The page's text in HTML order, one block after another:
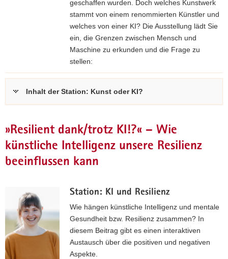
.
Link zur
Projektwerkstatt
geschaffen wurden. Doch welches Kunstwerk
stammt von einem renommierten Künstler und
welches von einer KI? Die Ausstellung lädt Sie
ein, die Grenzen zwischen Mensch und
Maschine zu erkunden und die Frage zu
stellen:
Inhalt der Station: Kunst oder KI?
»Resilient dank/trotz KI!?« – Wie
künstliche Intelligenz unsere Resilienz
beeinflussen kann
Station: KI und Resilienz
Wie hängen künstliche Intelligenz und mentale
Gesundheit bzw. Resilienz zusammen? In
diesem Beitrag gibt es einen interaktiven
Austausch über die positiven und negativen
Aspekte.